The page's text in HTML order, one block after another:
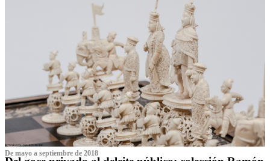
De mayo a septiembre de 2018